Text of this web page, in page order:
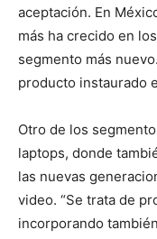
aceptación. En
más ha crecido en
segmento más
producto instaurado
Otro de los
laptops, donde
las nuevas
video. “Se trata de
incorporando